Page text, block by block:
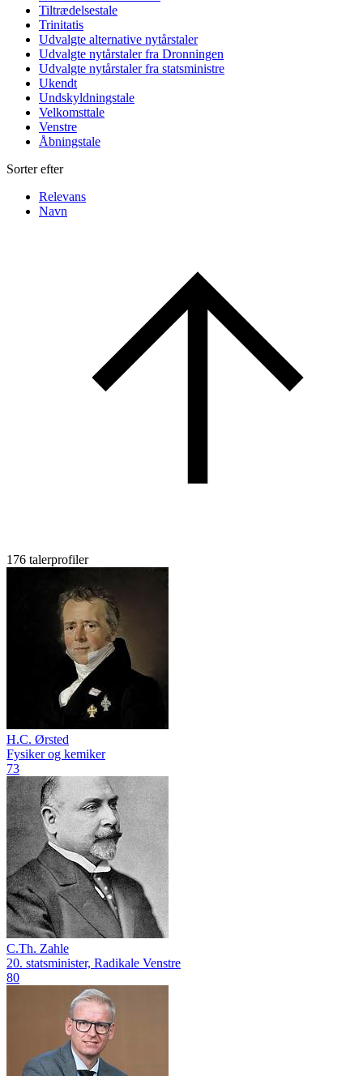
Tiltrædelsestale
Trinitatis
Udvalgte alternative nytårstaler
Udvalgte nytårstaler fra Dronningen
Udvalgte nytårstaler fra statsministre
Ukendt
Undskyldningstale
Velkomsttale
Venstre
Åbningstale
Sorter efter
Relevans
Navn
176 talerprofiler
H.C. Ørsted
Fysiker og kemiker
73
C.Th. Zahle
20. statsminister, Radikale Venstre
80